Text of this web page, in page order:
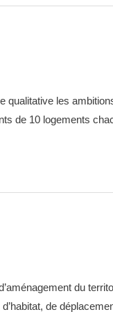
les
de 10 logements
du
de